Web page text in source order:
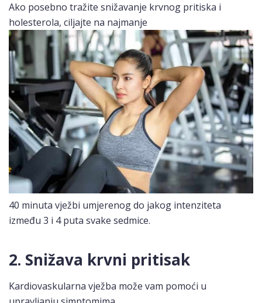
Ako posebno tražite snižavanje krvnog pritiska i
holesterola, ciljajte na najmanje
40 minuta vježbi umjerenog do jakog intenziteta
između 3 i 4 puta svake sedmice.
2. Snižava krvni pritisak
Kardiovaskularna vježba može vam pomoći u